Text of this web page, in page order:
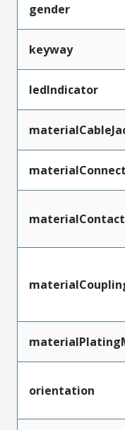
gender
keyway
ledIndicator
materialContact
orientation